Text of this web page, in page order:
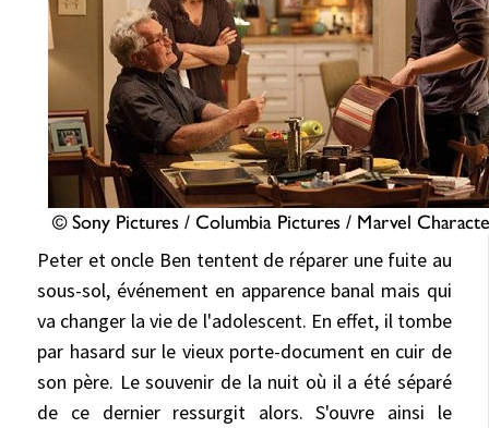
Peter et oncle Ben tentent de réparer une fuite au
sous-sol, événement en apparence banal mais qui
va changer la vie de l'adolescent. En effet, il tombe
par hasard sur le vieux porte-document en cuir de
son père. Le souvenir de la nuit où il a été séparé
de ce dernier ressurgit alors. S'ouvre ainsi le